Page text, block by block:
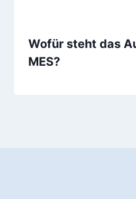
Wofür steht das
MES?